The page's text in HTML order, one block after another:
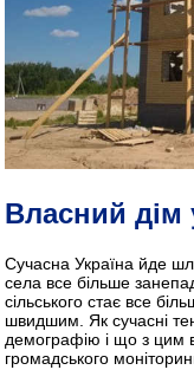
Власний дім
Сучасна Україна йде
села все більше
сільського стає все
швидшим. Як сучасні
демографію і що з цим
громадського